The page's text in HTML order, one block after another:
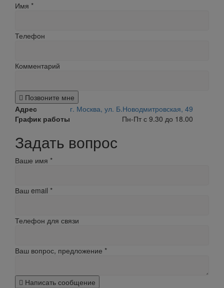
Имя *
Телефон
Комментарий
Позвоните мне
Адрес
г. Москва, ул. Б.Новодмитровская, 49
График работы
Пн-Пт с 9.30 до 18.00
Задать вопрос
Ваше имя *
Ваш email *
Телефон для связи
Ваш вопрос, предложение *
Написать сообщение